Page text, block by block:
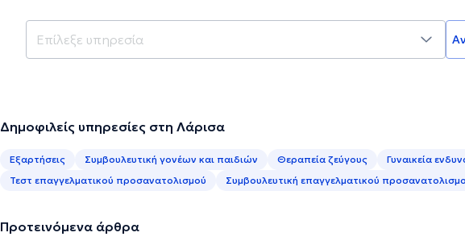
Δημοφιλείς υπηρεσίες στη Λάρισα
Εξαρτήσεις Συμβουλευτική γονέων και παιδιών Θεραπεία ζεύγους
Γυναικεία
Τεστ επαγγελματικού προσανατολισμού
Συμβουλευτική επαγγελματικού
Προτεινόμενα άρθρα